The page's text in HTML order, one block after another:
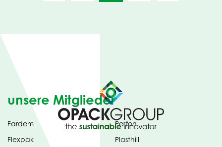
unsere Mitglieder
Fardem
Flexpak
Perfon
Plasthill